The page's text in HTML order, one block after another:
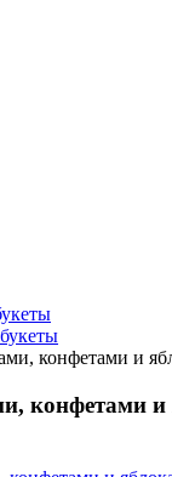
конфетами и
конфетами